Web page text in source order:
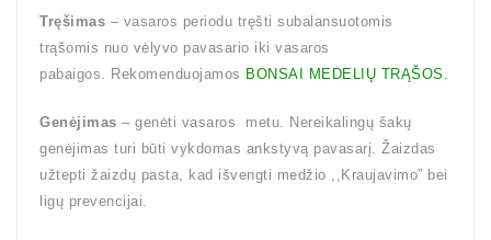
Tręšimas – vasaros periodu tręšti subalansuotomis
trąšomis nuo vėlyvo pavasario iki vasaros
pabaigos. Rekomenduojamos BONSAI MEDELIŲ TRĄŠOS.
Genėjimas – genėti vasaros metu. Nereikalingų šakų
genėjimas turi būti vykdomas ankstyvą pavasarį. Žaizdas
užtepti žaizdų pasta, kad išvengti medžio ,,Kraujavimo” bei
ligų prevencijai.